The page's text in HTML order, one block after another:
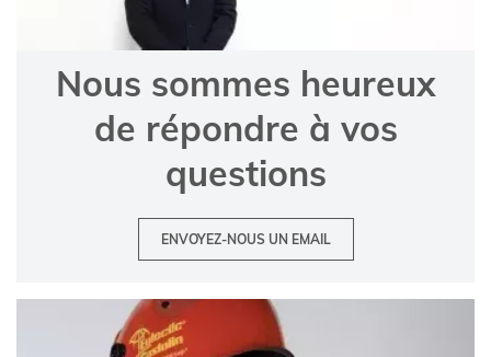
Nous sommes heureux
de répondre à vos
questions
ENVOYEZ-NOUS UN EMAIL